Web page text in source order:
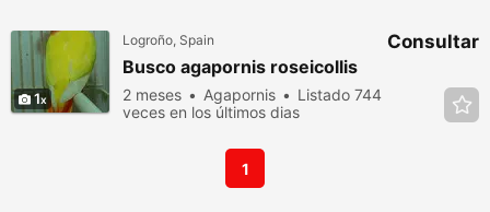
1
Logroño, Spain
Busco agapornis roseicollis
2 meses Agapornis
Listado 744
veces en los últimos dias
Consultar
1